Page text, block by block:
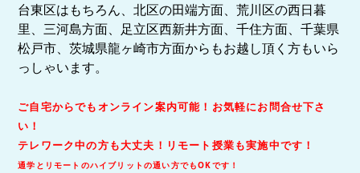
台東区はもちろん、北区の田端方面、荒川区の西日暮
里、三河島方面、足立区西新井方面、千住方面、千葉県
松戸市、茨城県龍ヶ崎市方面からもお越し頂く方もいら
っしゃいます。
ご自宅からでもオンライン案内可能！お気軽にお問合せ下さ
い！
テレワーク中の方も大丈夫！リモート授業も実施中です！
通学とリモートのハイブリットの通い方でもOKです！